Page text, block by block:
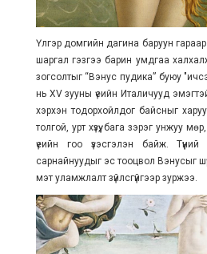
Үлгэр домгийн дагина баруун
шаргал гэзгээ барин умдгаа
зогсолтыг “Вэнус пудика” буюу
нь XV зууны үеийн Италичууд
хэрхэн тодорхойлдог байсныг
толгой, урт хүзүү, бага зэрэг унжуу
үеийн гоо үзэсгэлэн байж.
сарнайнуудыг эс тооцвол Вэнусыг
мэт уламжлалт зүйлсгүйгээр зуржээ.